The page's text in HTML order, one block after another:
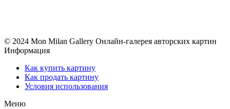
© 2024 Mon Milan Gallery Онлайн-галерея авторских картин
Информация
Как купить картину
Как продать картину
Условия использования
Меню